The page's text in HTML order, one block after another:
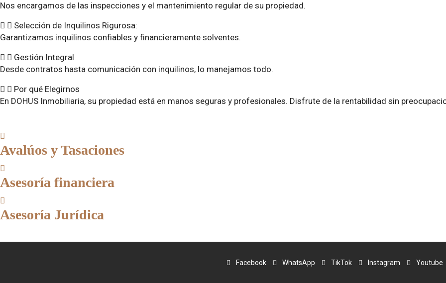
Nos encargamos de las inspecciones y el mantenimiento regular de su propiedad.
Selección de Inquilinos Rigurosa:
Garantizamos inquilinos confiables y financieramente solventes.
Gestión Integral
Desde contratos hasta comunicación con inquilinos, lo manejamos todo.
Por qué Elegirnos
En DOHUS Inmobiliaria, su propiedad está en manos seguras y profesionales. Disfrute de la rentabilidad sin
Avalúos y Tasaciones
Asesoría financiera
Asesoría Jurídica
Facebook WhatsApp TikTok Instagram Youtube